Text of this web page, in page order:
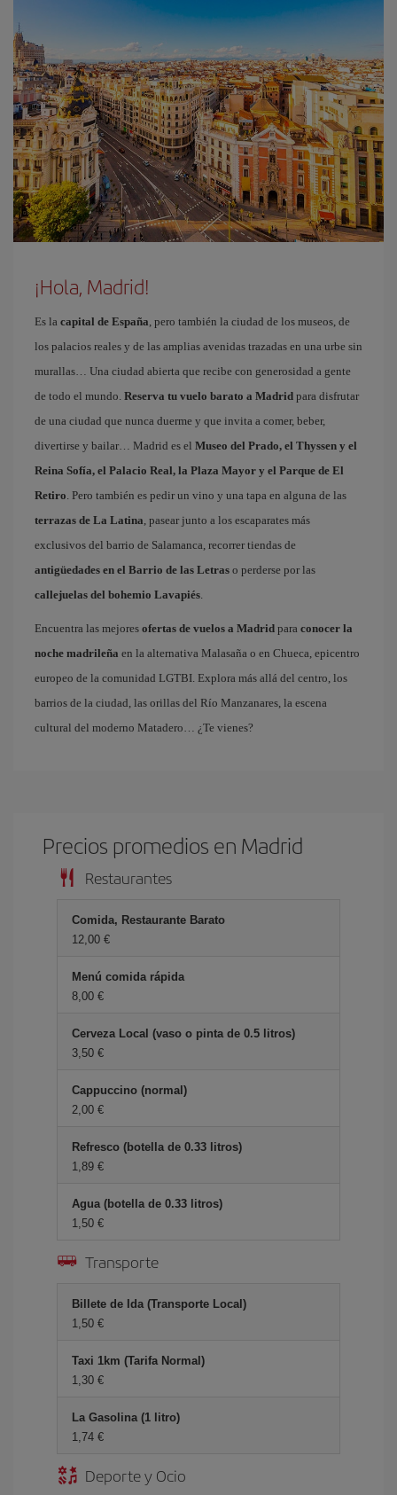
¡Hola, Madrid!
Es la capital de España, pero también la ciudad de los museos, de
los palacios reales y de las amplias avenidas trazadas en una urbe sin
murallas… Una ciudad abierta que recibe con generosidad a gente
de todo el mundo. Reserva tu vuelo barato a Madrid para disfrutar
de una ciudad que nunca duerme y que invita a comer, beber,
divertirse y bailar… Madrid es el Museo del Prado, el Thyssen y el
Reina Sofía, el Palacio Real, la Plaza Mayor y el Parque de El
Retiro. Pero también es pedir un vino y una tapa en alguna de las
terrazas de La Latina, pasear junto a los escaparates más
exclusivos del barrio de Salamanca, recorrer tiendas de
antigüedades en el Barrio de las Letras o perderse por las
callejuelas del bohemio Lavapiés.
Encuentra las mejores ofertas de vuelos a Madrid para conocer la
noche madrileña en la alternativa Malasaña o en Chueca, epicentro
europeo de la comunidad LGTBI. Explora más allá del centro, los
barrios de la ciudad, las orillas del Río Manzanares, la escena
cultural del moderno Matadero… ¿Te vienes?
Precios promedios en Madrid
Restaurantes
Comida, Restaurante Barato
12,00 €
Menú comida rápida
8,00 €
Cerveza Local (vaso o pinta de 0.5 litros)
3,50 €
Cappuccino (normal)
2,00 €
Refresco (botella de 0.33 litros)
1,89 €
Agua (botella de 0.33 litros)
1,50 €
Transporte
Billete de Ida (Transporte Local)
1,50 €
Taxi 1km (Tarifa Normal)
1,30 €
La Gasolina (1 litro)
1,74 €
Deporte y Ocio